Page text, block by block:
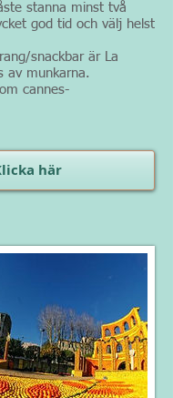
stanna minst två
god tid och välj helst
snackbar är La
av munkarna.
cannes-
här